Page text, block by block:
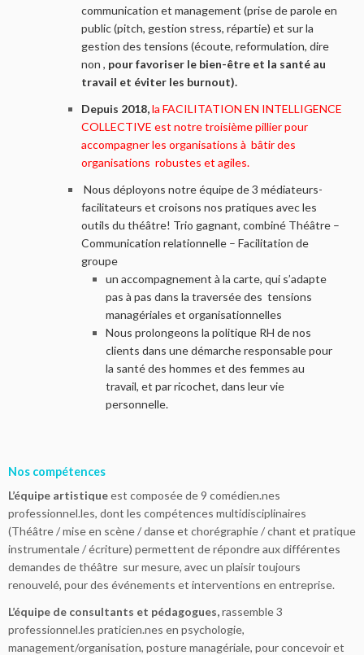
communication et management (prise de parole en
public (pitch, gestion stress, répartie) et sur la
gestion des tensions (écoute, reformulation, dire
non , pour favoriser le bien-être et la santé au
travail et éviter les burnout).
Depuis 2018,la FACILITATION EN INTELLIGENCE
COLLECTIVE est notre troisième pillier pour
accompagner les organisations à bâtir des
organisations robustes et agiles.
Nous déployons notre équipe de 3 médiateurs-
facilitateurs et croisons nos pratiques avec les
outils du théâtre! Trio gagnant, combiné Théâtre –
Communication relationnelle – Facilitation de
groupe
un accompagnement à la carte, qui s’adapte
pas à pas dans la traversée des tensions
managériales et organisationnelles
Nous prolongeons la politique RH de nos
clients dans une démarche responsable pour
la santé des hommes et des femmes au
travail, et par ricochet, dans leur vie
personnelle.
Nos compétences
L’équipe artistiqueest composée de 9 comédien.nes
professionnel.les, dont les compétences multidisciplinaires
(Théâtre / mise en scène / danse et chorégraphie / chant et pratique
instrumentale / écriture) permettent de répondre aux différentes
demandes de théâtre sur mesure, avec un plaisir toujours
renouvelé, pour des événements et interventions en entreprise.
L’équipe de consultants et pédagogues,rassemble 3
professionnel.les praticien.nes en psychologie,
management/organisation, posture managériale, pour concevoir et